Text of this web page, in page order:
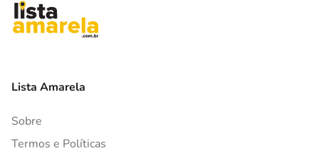
Lista Amarela
Sobre
Termos e Políticas